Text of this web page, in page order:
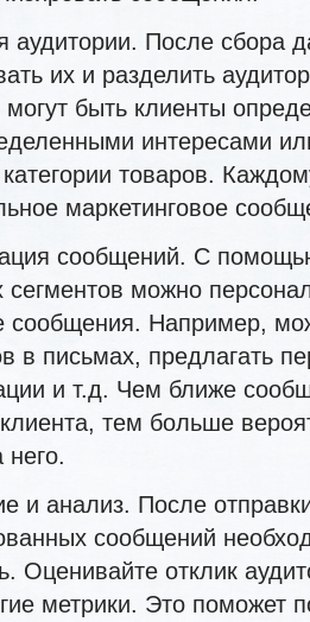
аудитории. После сбора
их и разделить
быть клиенты
интересами
товаров.
маркетинговое
сообщений. С
сегментов можно
сообщения. Например,
в письмах, предлагать
и т.д. Чем ближе
тем больше
него.
и анализ. После
сообщений
Оценивайте отклик
метрики. Это поможет